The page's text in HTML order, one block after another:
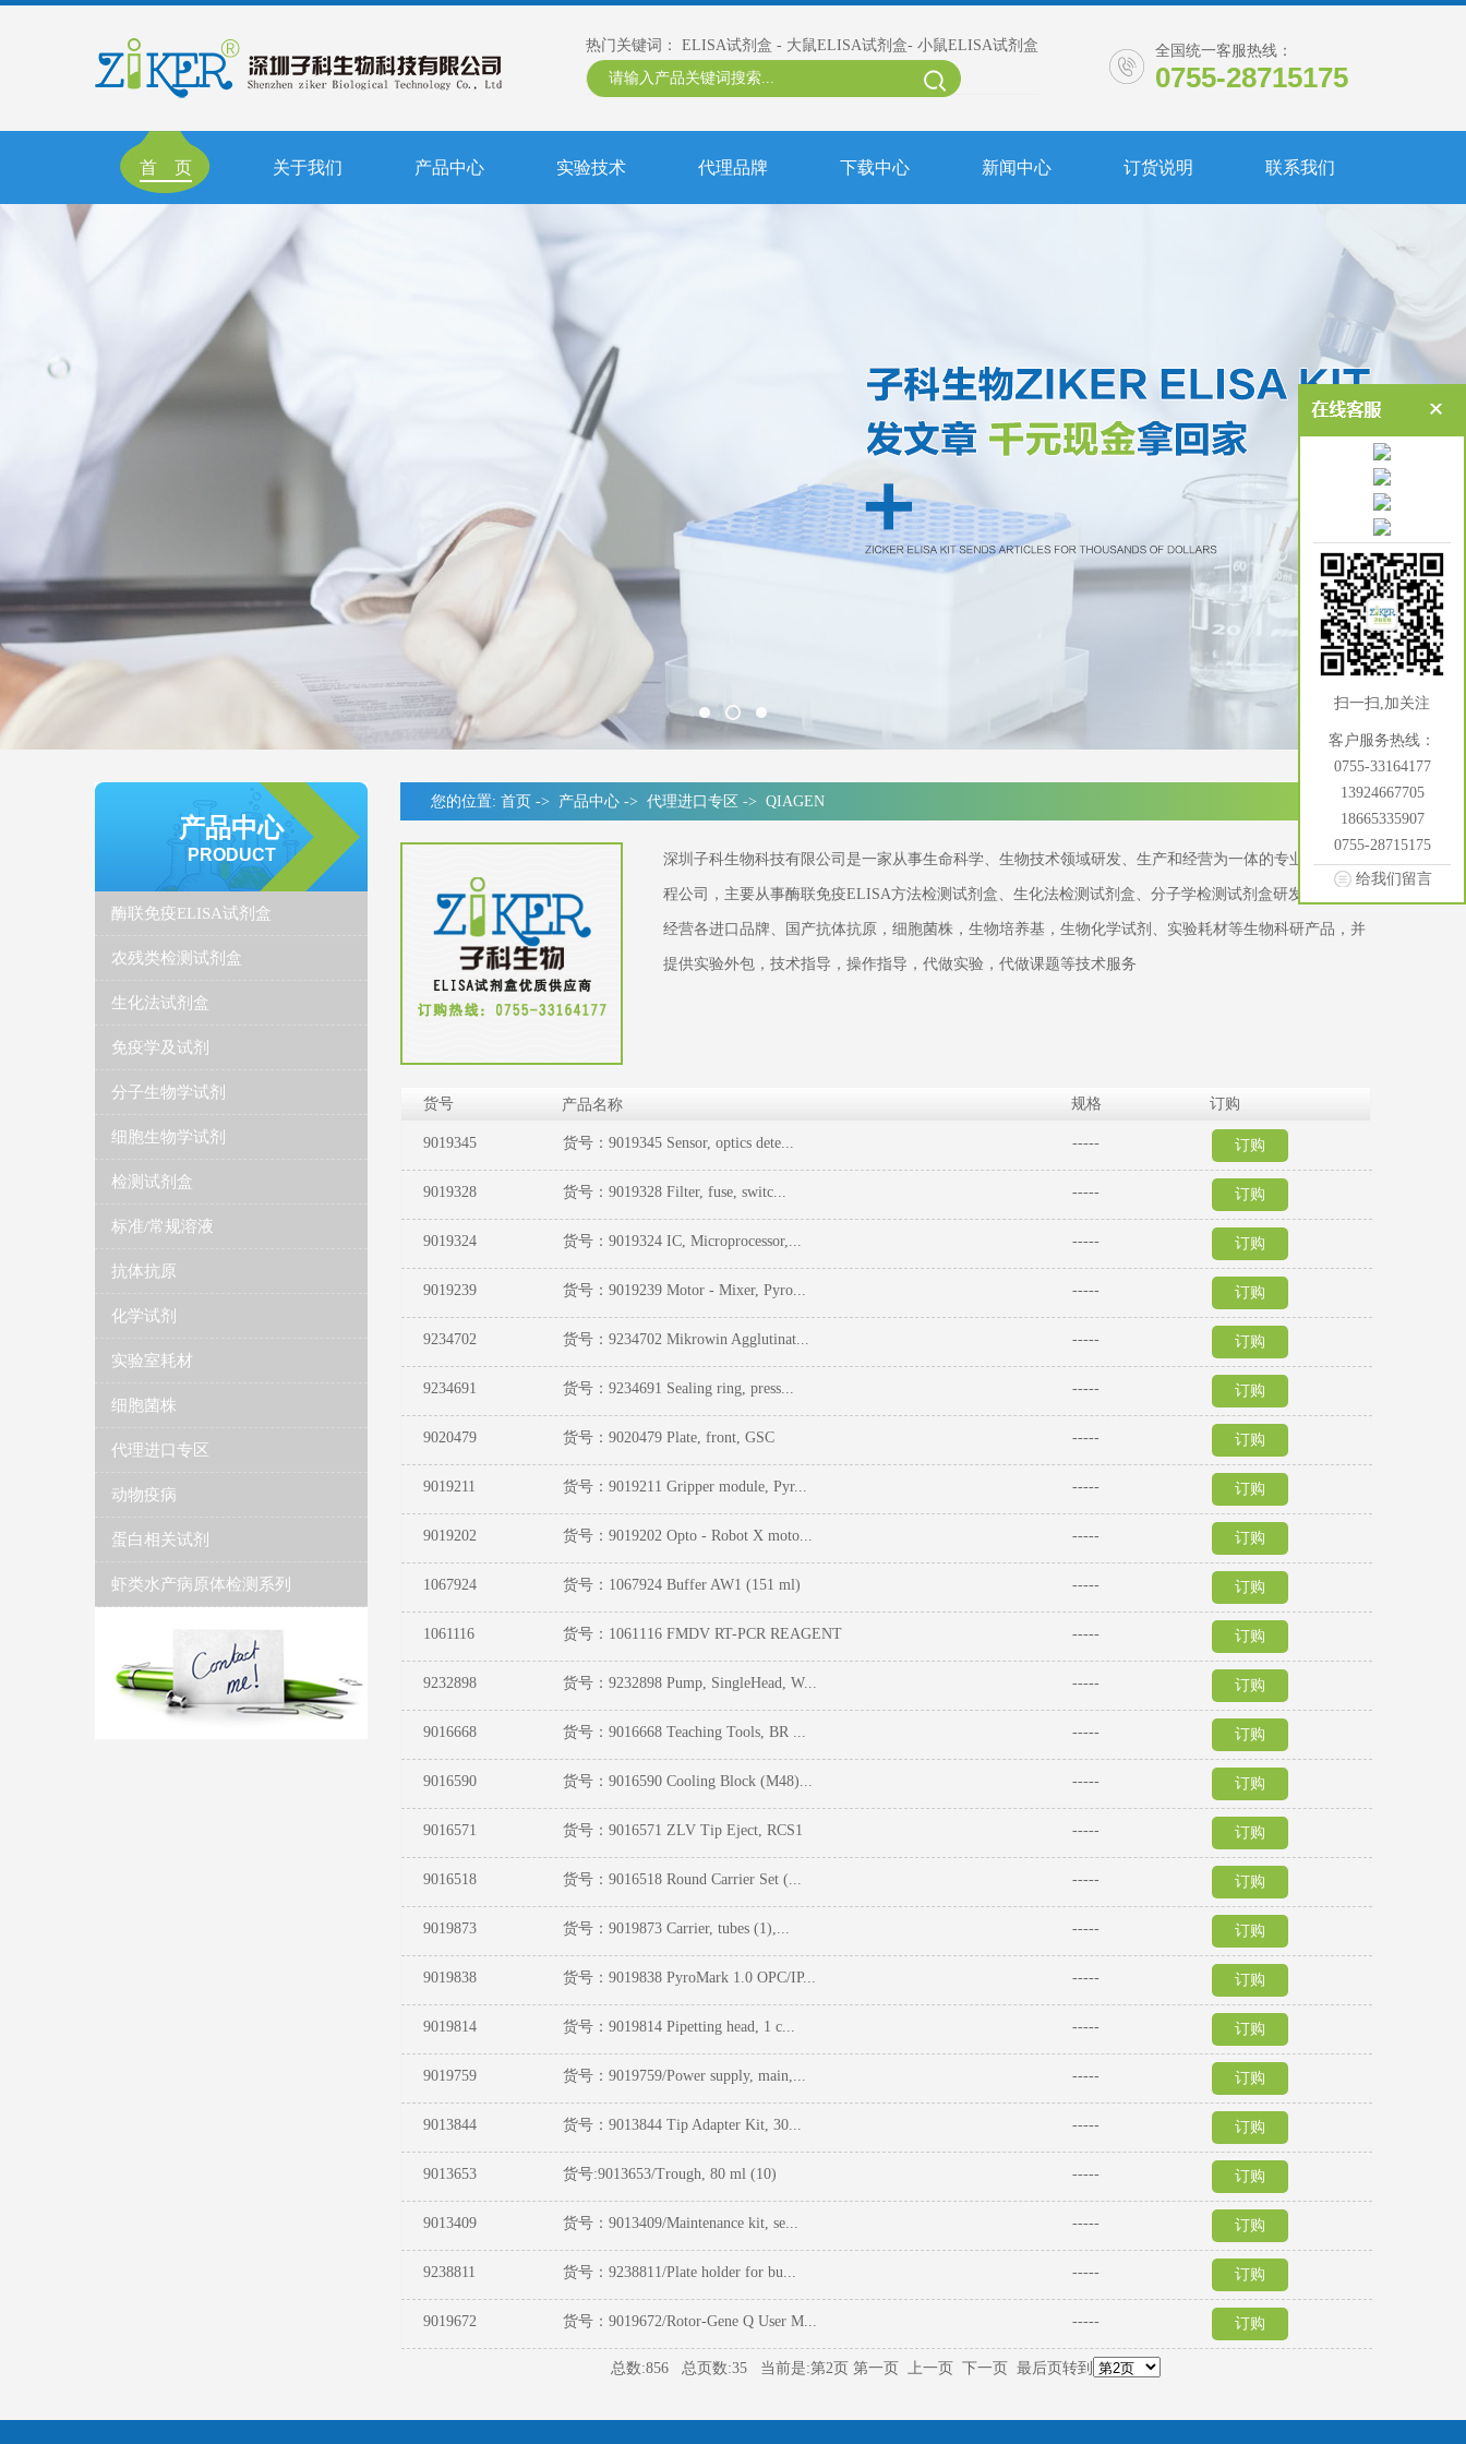
热门关键词： ELISA试剂盒 - 大鼠ELISA试剂盒- 小鼠ELISA试剂盒 全国统一客服热线：
0755-28715175
首 页 关于我们 产品中心 实验技术 代理品牌 下载中心 新闻中心 订货说明 联系我们
1 2 3
产品中心
PRODUCT
酶联免疫ELISA试剂盒
农残类检测试剂盒
生化法试剂盒
免疫学及试剂
分子生物学试剂
细胞生物学试剂
检测试剂盒
标准/常规溶液
抗体抗原
化学试剂
实验室耗材
细胞菌株
代理进口专区
动物疫病
蛋白相关试剂
虾类水产病原体检测系列
您的位置: 首页 -> 产品中心 -> 代理进口专区 -> QIAGEN
深圳子科生物科技有限公司是一家从事生命科学、生物技术领域研发、生产和经营为一体的专业化生物工
程公司，主要从事酶联免疫ELISA方法检测试剂盒、生化法检测试剂盒、分子学检测试剂盒研发生产，并
经营各进口品牌、国产抗体抗原，细胞菌株，生物培养基，生物化学试剂、实验耗材等生物科研产品，并
提供实验外包，技术指导，操作指导，代做实验，代做课题等技术服务
货号 产品名称 规格 订购
9019345 货号：9019345 Sensor, optics dete... ----- 订购
9019328 货号：9019328 Filter, fuse, switc... ----- 订购
9019324 货号：9019324 IC, Microprocessor,... ----- 订购
9019239 货号：9019239 Motor - Mixer, Pyro... ----- 订购
9234702 货号：9234702 Mikrowin Agglutinat... ----- 订购
9234691 货号：9234691 Sealing ring, press... ----- 订购
9020479 货号：9020479 Plate, front, GSC ----- 订购
9019211 货号：9019211 Gripper module, Pyr... ----- 订购
9019202 货号：9019202 Opto - Robot X moto... ----- 订购
1067924 货号：1067924 Buffer AW1 (151 ml) ----- 订购
1061116 货号：1061116 FMDV RT-PCR REAGENT ----- 订购
9232898 货号：9232898 Pump, SingleHead, W... ----- 订购
9016668 货号：9016668 Teaching Tools, BR ... ----- 订购
9016590 货号：9016590 Cooling Block (M48)... ----- 订购
9016571 货号：9016571 ZLV Tip Eject, RCS1 ----- 订购
9016518 货号：9016518 Round Carrier Set (... ----- 订购
9019873 货号：9019873 Carrier, tubes (1),... ----- 订购
9019838 货号：9019838 PyroMark 1.0 OPC/IP... ----- 订购
9019814 货号：9019814 Pipetting head, 1 c... ----- 订购
9019759 货号：9019759/Power supply, main,... ----- 订购
9013844 货号：9013844 Tip Adapter Kit, 30... ----- 订购
9013653 货号:9013653/Trough, 80 ml (10) ----- 订购
9013409 货号：9013409/Maintenance kit, se... ----- 订购
9238811 货号：9238811/Plate holder for bu... ----- 订购
9019672 货号：9019672/Rotor-Gene Q User M... ----- 订购
总数:856 总页数:35 当前是:第2页 第一页 上一页 下一页 最后页 转到
扫一扫,加关注
客户服务热线：
0755-33164177
13924667705
18665335907
0755-28715175
给我们留言